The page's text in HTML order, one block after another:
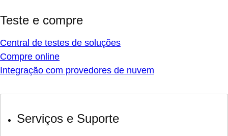
Teste e compre
Central de testes de soluções
Compre online
Integração com provedores de nuvem
Serviços e Suporte